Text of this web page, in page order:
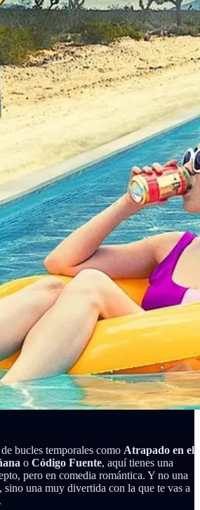
bucles temporales como Atrapado en el
o Código Fuente, aquí tienes una
pero en comedia romántica. Y no una
sino una muy divertida con la que te vas a